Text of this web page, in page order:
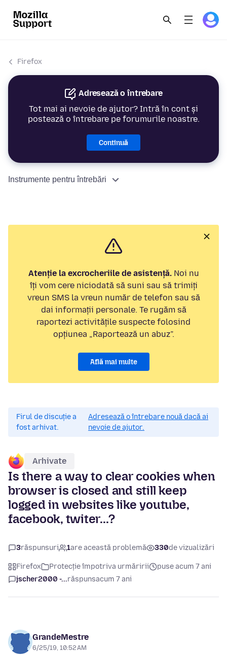
Firefox
Adresează o întrebare
Tot mai ai nevoie de ajutor? Intră în cont și
postează o întrebare pe forumurile noastre.
Continuă
Instrumente pentru întrebări
Atenție la excrocheriile de asistență.Noi nu
îți vom cere niciodată să suni sau să trimiți
vreun SMS la vreun număr de telefon sau să
dai informații personale. Te rugăm să
raportezi activitățile suspecte folosind
opțiunea „Raportează un abuz”.
Află mai multe
Firul de discuție a
fost arhivat.
Adresează o întrebare nouă dacă ai
nevoie de ajutor.
Arhivate
Is there a way to clear cookies when
browser is closed and still keep
logged in websites like youtube,
facebook, twiter...?
3răspunsuri 1are această problemă 330de vizualizări
Firefox Protecție împotriva urmăririi
puse acum 7 ani
jscher2000 -...răspunsacum 7 ani
GrandeMestre
6/25/19, 10:52 AM